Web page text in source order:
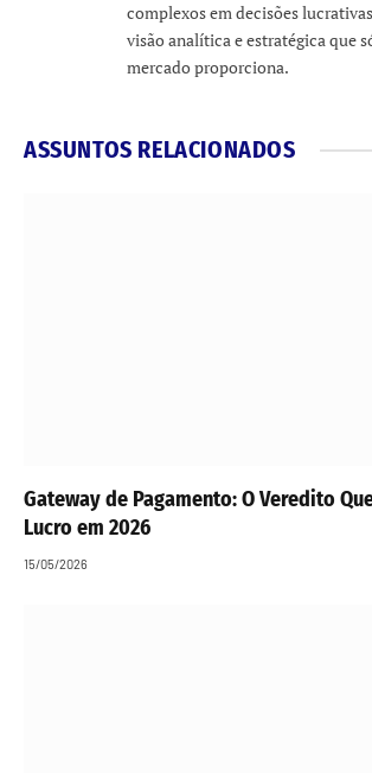
complexos em decisões
visão analítica e estratégica que
mercado proporciona.
ASSUNTOS RELACIONADOS
Gateway de Pagamento: O Veredito
Lucro em 2026
15/05/2026